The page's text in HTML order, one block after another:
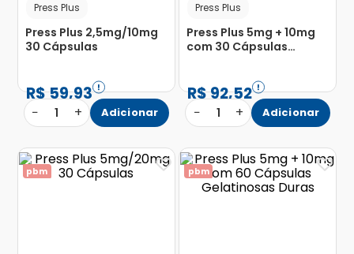
Press Plus
Press Plus 2,5mg/10mg
30 Cápsulas
R$59,93
− 1 + Adicionar
Press Plus
Press Plus 5mg + 10mg
com 30 Cápsulas
R$92,52
− 1 + Adicionar
pbm pbm